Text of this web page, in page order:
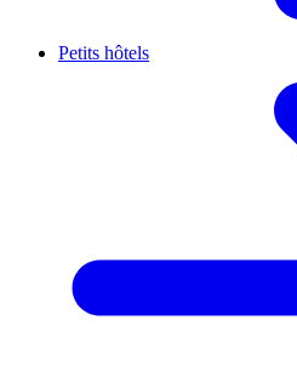
Petits hôtels